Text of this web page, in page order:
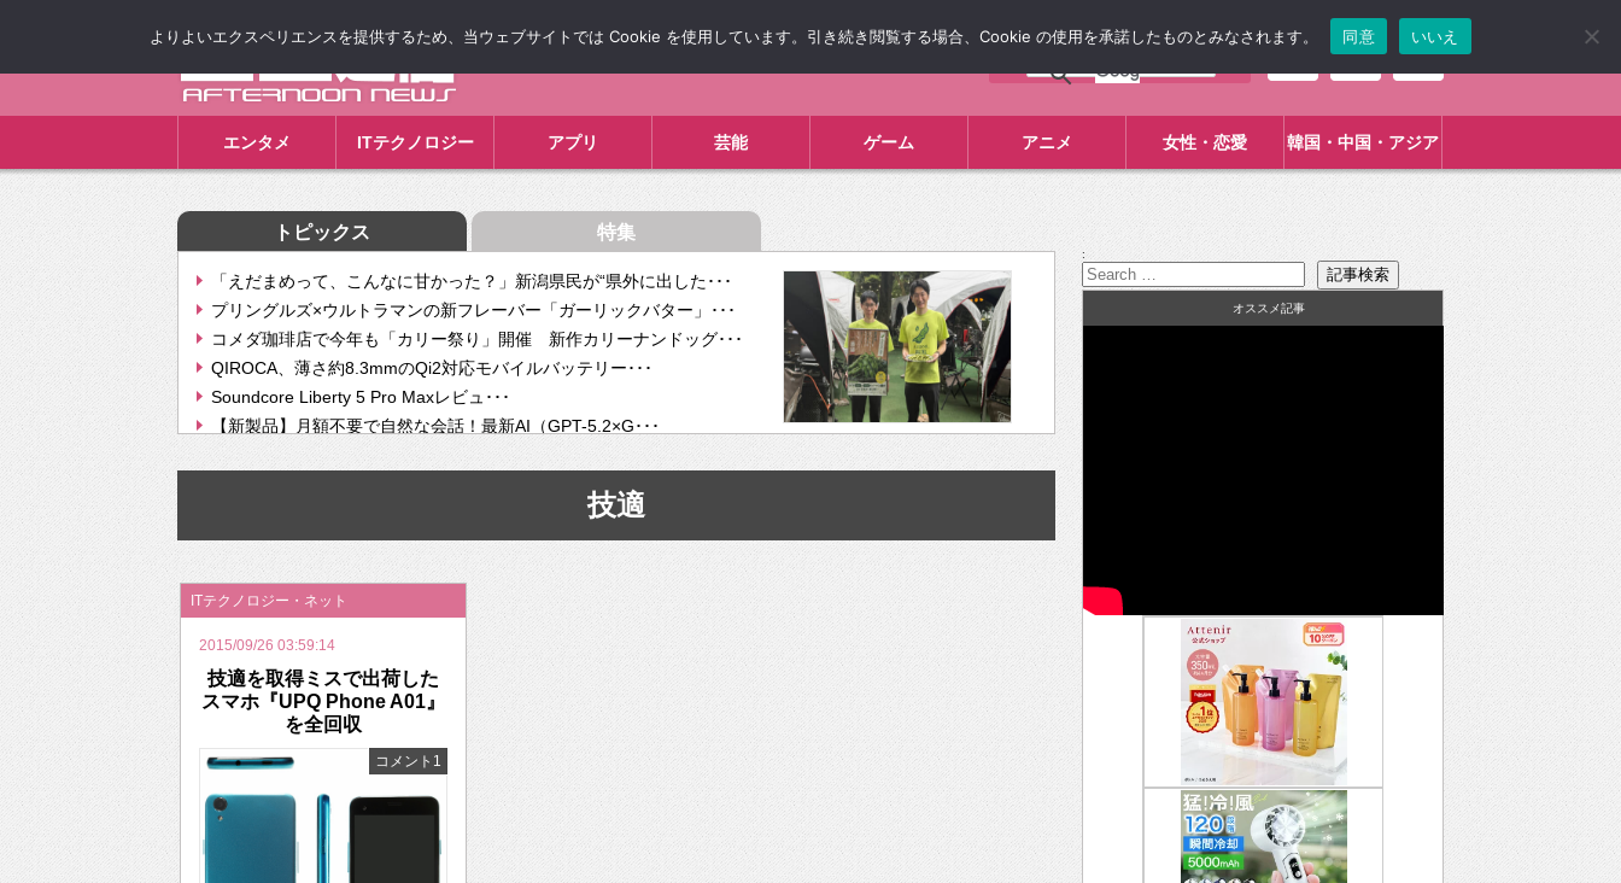
エンタメ ITテクノロジー アプリ 芸能 ゲーム アニメ 女性・恋愛 韓国・中国・アジア
トピックス 特集
「えだまめって、こんなに甘かった？」新潟県民が“県外に出した･･･
プリングルズ×ウルトラマンの新フレーバー「ガーリックバター」･･･
コメダ珈琲店で今年も「カリー祭り」開催 新作カリーナンドッグ･･･
QIROCA、薄さ約8.3mmのQi2対応モバイルバッテリー･･･
Soundcore Liberty 5 Pro Maxレビュ･･･
【新製品】月額不要で自然な会話！最新AI（GPT-5.2×G･･･
【次世代の没入感と生産性】VITURE Luma Ultra･･･
挫折率8割の壁をAIで突破。ジャストシステム、”自分が今話し･･･
2026年のバレンタインは「自分で作って、想いを渡す」 TE･･･
技適
ITテクノロジー・ネット
2015/09/26 03:59:14
技適を取得ミスで出荷した
スマホ『UPQ Phone A01』
を全回収
コメント1
:
オススメ記事
よりよいエクスペリエンスを提供するため、当ウェブサイトでは Cookie を使用しています。引き続き閲覧する場合、Cookie の使用を承諾したものとみなされます。 同意 いいえ